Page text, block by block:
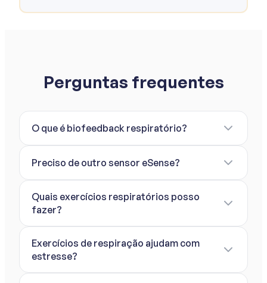
Perguntas frequentes
O que é biofeedback respiratório?
Preciso de outro sensor eSense?
Quais exercícios respiratórios posso
fazer?
Exercícios de respiração ajudam com
estresse?